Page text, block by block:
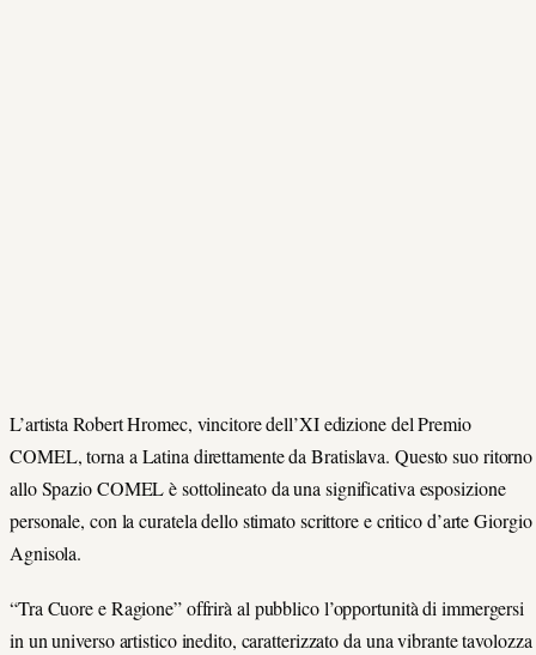
L’artista Robert Hromec, vincitore dell’XI edizione del Premio
COMEL, torna a Latina direttamente da Bratislava. Questo suo ritorno
allo Spazio COMEL è sottolineato da una significativa esposizione
personale, con la curatela dello stimato scrittore e critico d’arte Giorgio
Agnisola.
“Tra Cuore e Ragione” offrirà al pubblico l’opportunità di immergersi
in un universo artistico inedito, caratterizzato da una vibrante tavolozza